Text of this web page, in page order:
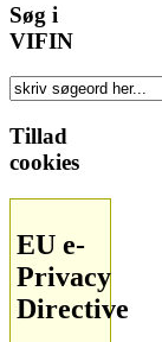
Søg i
VIFIN
Tillad
cookies
EU e-
Privacy
Directive